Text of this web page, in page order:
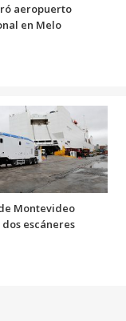
aeropuerto
en Melo
Montevideo
escáneres